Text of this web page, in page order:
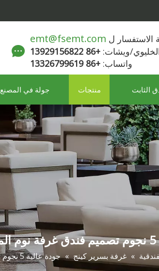
الاستفسار ل emt@fsemt.com
ويشات: +86 13929156822
واتساب: +86 13326799619
الثابت منتجات جولة في المصنع
» غرفة بسرير كينج » جودة عالية 5 نجوم تصميم فندق غرفة نوم الملك الحجم غرفة نوم الخشب الرقائقي صفح الأثاث